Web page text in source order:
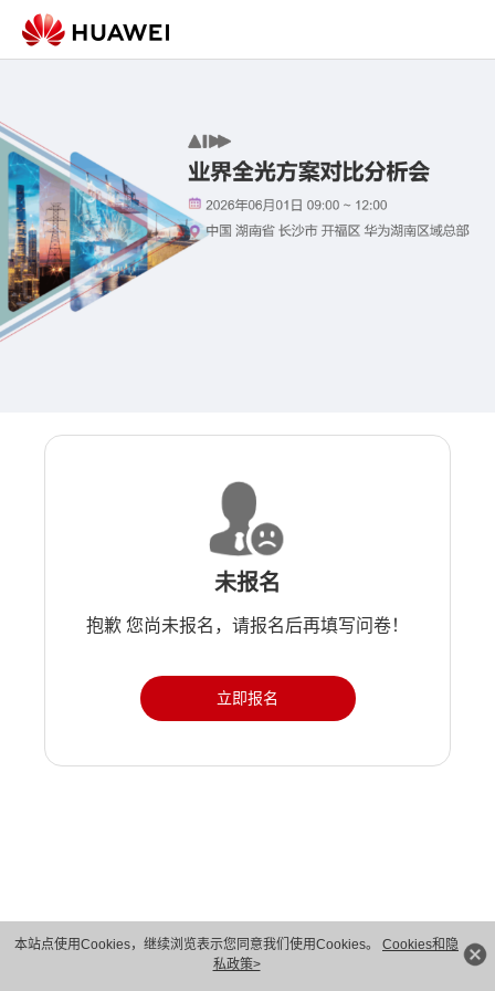
本站点使用Cookies，继续浏览表示您同意我们使用Cookies。 Cookies和隐
私政策>
未报名
抱歉 您尚未报名，请报名后再填写问卷！
立即报名
版权所有 © 华为技术有限公司 1998-2026。 保留一切权利。粤A2-20044005号
隐私保护
法律声明